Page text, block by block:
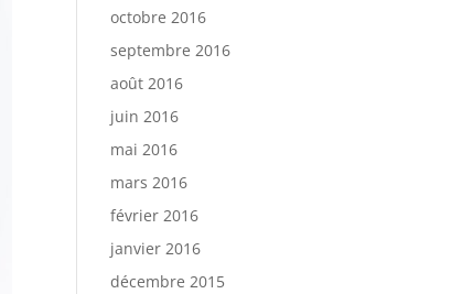
octobre 2016
septembre 2016
août 2016
juin 2016
mai 2016
mars 2016
février 2016
janvier 2016
décembre 2015